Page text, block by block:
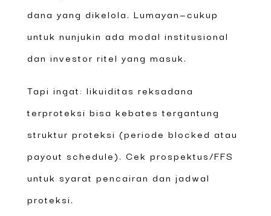
dana yang dikelola. Lumayan—cukup
untuk nunjukin ada modal institusional
dan investor ritel yang masuk.
Tapi ingat: likuiditas reksadana
terproteksi bisa kebates tergantung
struktur proteksi (periode blocked atau
payout schedule). Cek prospektus/FFS
untuk syarat pencairan dan jadwal
proteksi.